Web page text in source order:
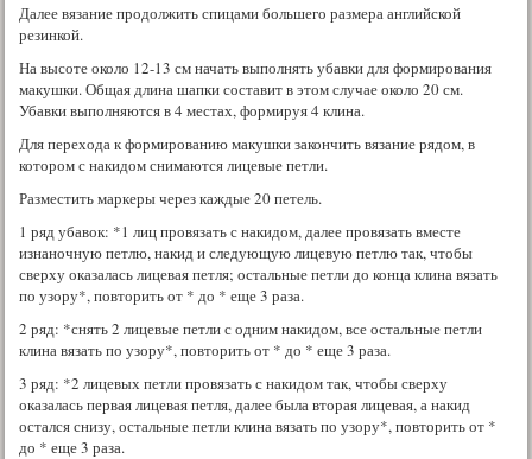
Далее вязание продолжить спицами большего размера английской
резинкой.
На высоте около 12-13 см начать выполнять убавки для формирования
макушки. Общая длина шапки составит в этом случае около 20 см.
Убавки выполняются в 4 местах, формируя 4 клина.
Для перехода к формированию макушки закончить вязание рядом, в
котором с накидом снимаются лицевые петли.
Разместить маркеры через каждые 20 петель.
1 ряд убавок: *1 лиц провязать с накидом, далее провязать вместе
изнаночную петлю, накид и следующую лицевую петлю так, чтобы
сверху оказалась лицевая петля; остальные петли до конца клина вязать
по узору*, повторить от * до * еще 3 раза.
2 ряд: *снять 2 лицевые петли с одним накидом, все остальные петли
клина вязать по узору*, повторить от * до * еще 3 раза.
3 ряд: *2 лицевых петли провязать с накидом так, чтобы сверху
оказалась первая лицевая петля, далее была вторая лицевая, а накид
остался снизу, остальные петли клина вязать по узору*, повторить от *
до * еще 3 раза.